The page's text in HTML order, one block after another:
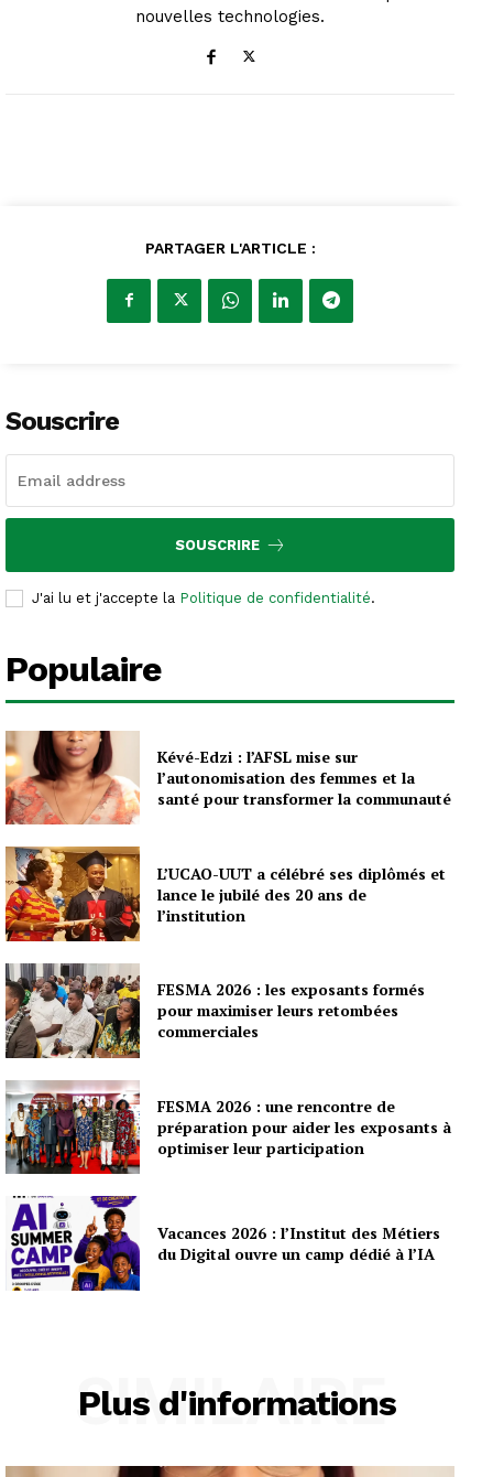
nouvelles technologies.
PARTAGER L'ARTICLE :
Souscrire
SOUSCRIRE
J'ai lu et j'accepte la Politique de confidentialité.
Populaire
Kévé-Edzi : l’AFSL mise sur
l’autonomisation des femmes et la
santé pour transformer la communauté
L’UCAO-UUT a célébré ses diplômés et
lance le jubilé des 20 ans de
l’institution
FESMA 2026 : les exposants formés
pour maximiser leurs retombées
commerciales
FESMA 2026 : une rencontre de
préparation pour aider les exposants à
optimiser leur participation
Vacances 2026 : l’Institut des Métiers
du Digital ouvre un camp dédié à l’IA
Plus d'informations
SIMILAIRE